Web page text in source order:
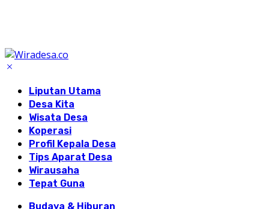
Liputan Utama
Desa Kita
Wisata Desa
Koperasi
Profil Kepala Desa
Tips Aparat Desa
Wirausaha
Tepat Guna
Budaya & Hiburan